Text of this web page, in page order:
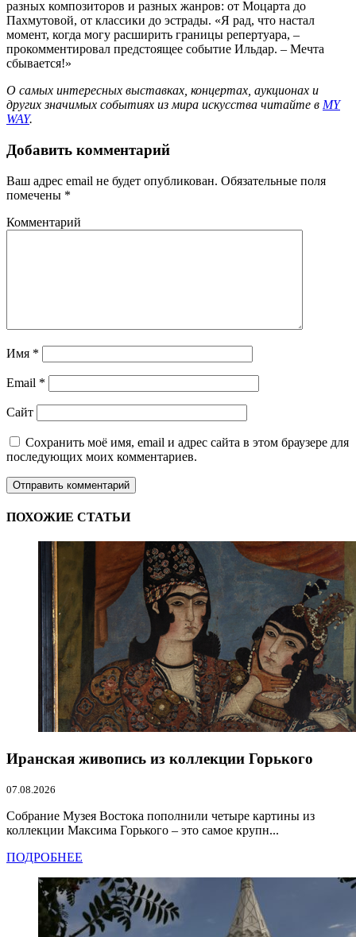
разных композиторов и разных жанров: от Моцарта до
Пахмутовой, от классики до эстрады. «Я рад, что настал
момент, когда могу расширить границы репертуара, –
прокомментировал предстоящее событие Ильдар. – Мечта
сбывается!»
О самых интересных выставках, концертах, аукционах и
других значимых событиях из мира искусства читайте в MY
WAY.
Добавить комментарий
Ваш адрес email не будет опубликован. Обязательные поля
помечены *
Комментарий
Имя *
Email *
Сайт
Сохранить моё имя, email и адрес сайта в этом браузере для
последующих моих комментариев.
ПОХОЖИЕ СТАТЬИ
Иранская живопись из коллекции Горького
07.08.2026
Собрание Музея Востока пополнили четыре картины из
коллекции Максима Горького – это самое крупн...
ПОДРОБНЕЕ